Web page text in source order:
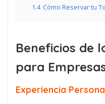
1.4 Cómo Reservar tu
Beneficios de
para
Experiencia